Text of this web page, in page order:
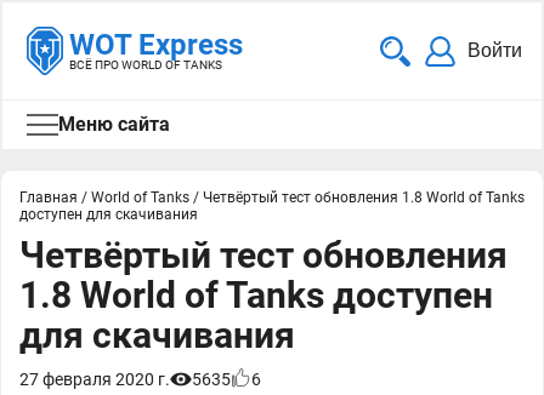
WOT Express
ВСЁ ПРО WORLD OF TANKS
Войти
Меню сайта
Главная / World of Tanks / Четвёртый тест обновления 1.8 World of Tanks
доступен для скачивания
Четвёртый тест обновления
1.8 World of Tanks доступен
для скачивания
27 февраля 2020 г. 5635 6